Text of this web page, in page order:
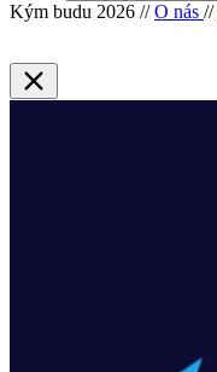
Kým budu 2026 // O nás //